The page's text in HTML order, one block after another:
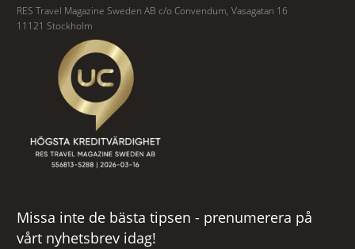
RES Travel Magazine Sweden AB c/o Convendum, Vasagatan 16
11121 Stockholm
Missa inte de bästa tipsen - prenumerera på
vårt nyhetsbrev idag!